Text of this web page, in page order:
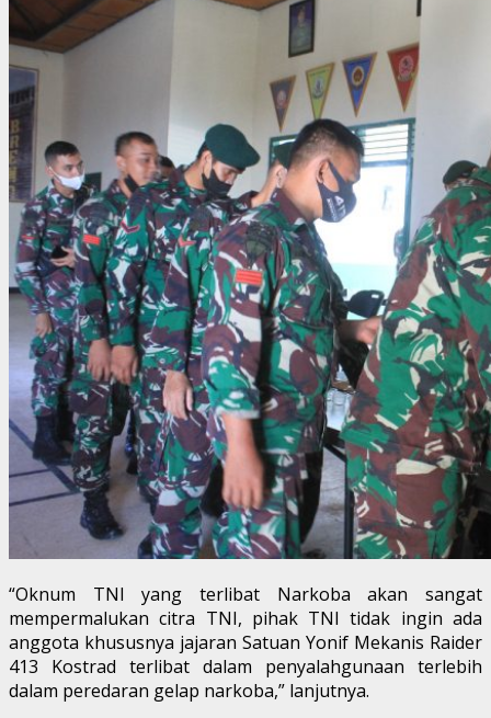
“Oknum TNI yang terlibat Narkoba akan sangat
mempermalukan citra TNI, pihak TNI tidak ingin ada
anggota khususnya jajaran Satuan Yonif Mekanis Raider
413 Kostrad terlibat dalam penyalahgunaan terlebih
dalam peredaran gelap narkoba,” lanjutnya.